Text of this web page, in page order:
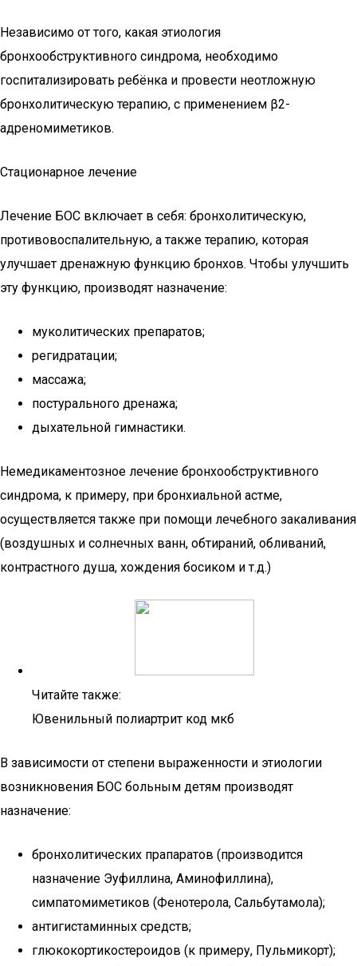
Независимо от того, какая этиология
бронхообструктивного синдрома, необходимо
госпитализировать ребёнка и провести неотложную
бронхолитическую терапию, с применением β2-
адреномиметиков.
Стационарное лечение
Лечение БОС включает в себя: бронхолитическую,
противовоспалительную, а также терапию, которая
улучшает дренажную функцию бронхов. Чтобы улучшить
эту функцию, производят назначение:
муколитических препаратов;
регидратации;
массажа;
постурального дренажа;
дыхательной гимнастики.
Немедикаментозное лечение бронхообструктивного
синдрома, к примеру, при бронхиальной астме,
осуществляется также при помощи лечебного закаливания
(воздушных и солнечных ванн, обтираний, обливаний,
контрастного душа, хождения босиком и т.д.)
Читайте также:
Ювенильный полиартрит код мкб
В зависимости от степени выраженности и этиологии
возникновения БОС больным детям производят
назначение:
бронхолитических прапаратов (производится
назначение Эуфиллина, Аминофиллина),
симпатомиметиков (Фенотерола, Сальбутамола);
антигистаминных средств;
глюкокортикостероидов (к примеру, Пульмикорт);